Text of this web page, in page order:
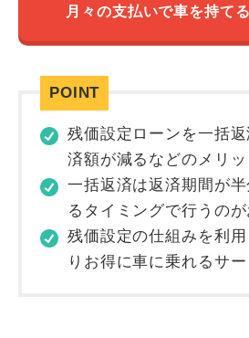
月々の支払いで車を持て
残価設定ローンを一括
済額が減るなどのメリッ
一括返済は返済期間が
るタイミングで行うの
残価設定の仕組みを利用
りお得に車に乗れるサ